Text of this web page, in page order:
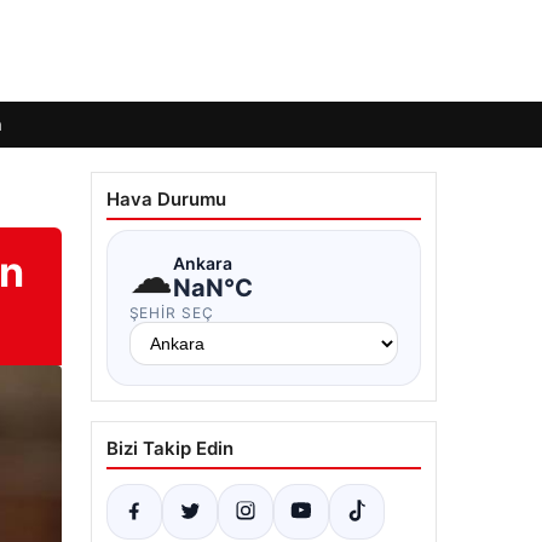
Hava Durumu
☁Ankara
NaN°C
ŞEHIR SEÇ
Bizi Takip Edin